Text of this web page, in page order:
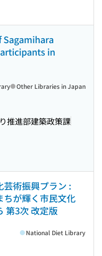
Sagamihara
in
推進部建築政策課
Other Libraries in Japan
芸術振興プラン :
ちが輝く市民文化
第3次 改定版
National Diet Library